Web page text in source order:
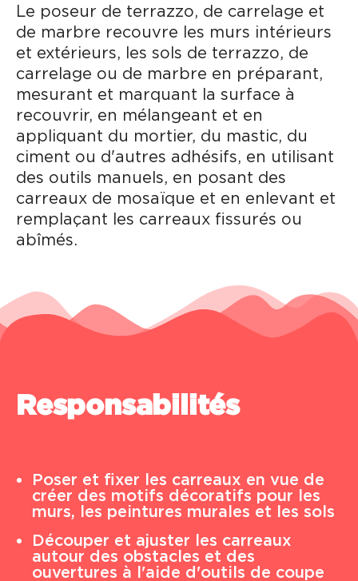
Le poseur de terrazzo, de carrelage et
de marbre recouvre les murs intérieurs
et extérieurs, les sols de terrazzo, de
carrelage ou de marbre en préparant,
mesurant et marquant la surface à
recouvrir, en mélangeant et en
appliquant du mortier, du mastic, du
ciment ou d'autres adhésifs, en utilisant
des outils manuels, en posant des
carreaux de mosaïque et en enlevant et
remplaçant les carreaux fissurés ou
abîmés.
Responsabilités
Poser et fixer les carreaux en vue de
créer des motifs décoratifs pour les
murs, les peintures murales et les sols
Découper et ajuster les carreaux
autour des obstacles et des
ouvertures à l'aide d'outils de coupe